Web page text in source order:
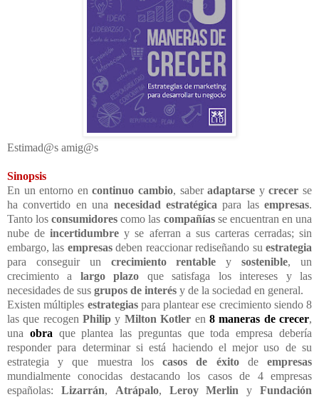
Estimad@s amig@s
Sinopsis
En un entorno encontinuo cambio, saberadaptarse ycrecer se
ha convertido en una necesidad estratégica para las empresas.
Tanto losconsumidores como las compañíasse encuentran en una
nube deincertidumbre y se aferran a sus carteras cerradas; sin
embargo, las empresasdeben reaccionar rediseñando suestrategia
para conseguir un crecimiento rentable ysostenible, un
crecimiento a largo plazo que satisfaga los intereses y las
necesidades de sus grupos de interés y de la sociedad en general.
Existen múltiples estrategiaspara plantear ese crecimiento siendo 8
las que recogenPhilip y Milton Kotler en 8 maneras de crecer,
una obra que plantea las preguntas que toda empresa debería
responder para determinar si está haciendo el mejor uso de su
estrategia y que muestra loscasos de éxitodeempresas
mundialmente conocidas destacando los casos de 4 empresas
españolas: Lizarrán, Atrápalo, Leroy Merlin yFundación